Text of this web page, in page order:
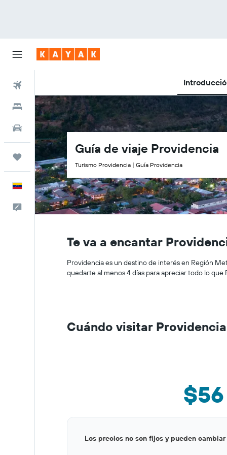
Hoteles
Autos
Trips
Español
Comentarios
Guía de viaje Providencia
Turismo Providencia | Guía Providencia
Te va a encantar
Providencia es un destino de interés en Región
quedarte al menos 4 días para apreciar todo lo que
Cuándo visitar Providencia
$56
graphic.Los precios no son fijos y pueden cambiar